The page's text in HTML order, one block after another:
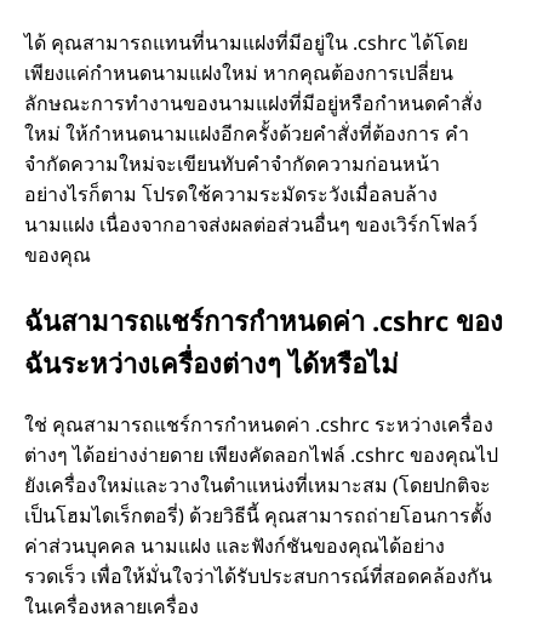
ได้ คุณสามารถแทนที่นามแฝงที่มีอยู่ใน .cshrc ได้โดย
เพียงแค่กำหนดนามแฝงใหม่ หากคุณต้องการเปลี่ยน
ลักษณะการทำงานของนามแฝงที่มีอยู่หรือกำหนดคำสั่ง
ใหม่ ให้กำหนดนามแฝงอีกครั้งด้วยคำสั่งที่ต้องการ คำ
จำกัดความใหม่จะเขียนทับคำจำกัดความก่อนหน้า
อย่างไรก็ตาม โปรดใช้ความระมัดระวังเมื่อลบล้าง
นามแฝง เนื่องจากอาจส่งผลต่อส่วนอื่นๆ ของเวิร์กโฟลว์
ของคุณ
ฉันสามารถแชร์การกำหนดค่า .cshrc ของ
ฉันระหว่างเครื่องต่างๆ ได้หรือไม่
ใช่ คุณสามารถแชร์การกำหนดค่า .cshrc ระหว่างเครื่อง
ต่างๆ ได้อย่างง่ายดาย เพียงคัดลอกไฟล์ .cshrc ของคุณไป
ยังเครื่องใหม่และวางในตำแหน่งที่เหมาะสม (โดยปกติจะ
เป็นโฮมไดเร็กตอรี่) ด้วยวิธีนี้ คุณสามารถถ่ายโอนการตั้ง
ค่าส่วนบุคคล นามแฝง และฟังก์ชันของคุณได้อย่าง
รวดเร็ว เพื่อให้มั่นใจว่าได้รับประสบการณ์ที่สอดคล้องกัน
ในเครื่องหลายเครื่อง